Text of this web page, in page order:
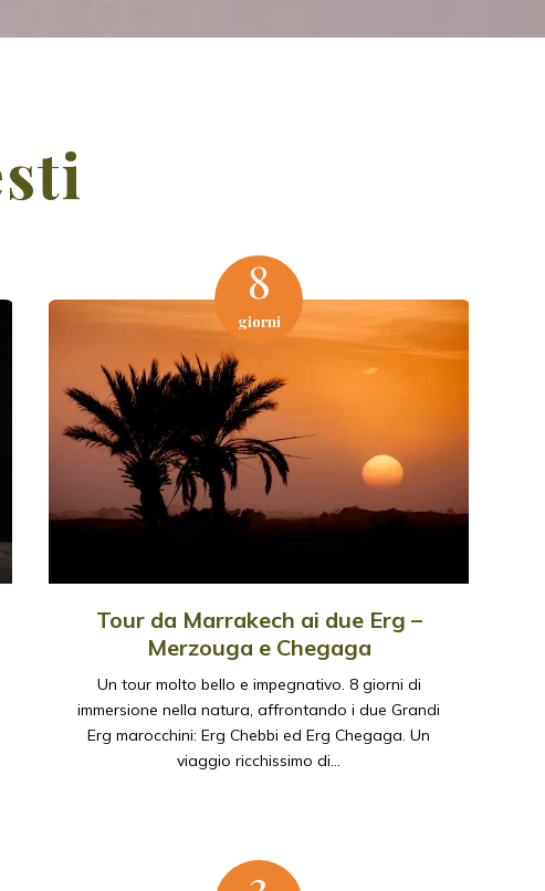
8
giorni
Tour da Marrakech ai due Erg –
Merzouga e Chegaga
Un tour molto bello e impegnativo. 8 giorni di
immersione nella natura, affrontando i due Grandi
Erg marocchini: Erg Chebbi ed Erg Chegaga. Un
viaggio ricchissimo di…